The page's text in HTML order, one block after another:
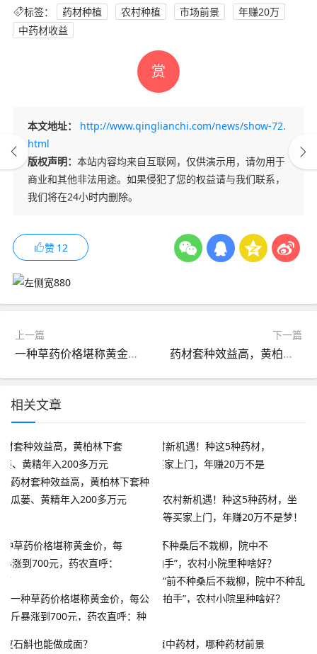
标签： 药材种植 农村种植 市场前景
年赚20万
中药材收益
赏
本文地址：
http://www.qinglianchi.com/news/show-72.
html
版权声明： 本站内容均来自互联网，仅供演示用，请勿用于
商业和其他非法用途。如果侵犯了您的权益请与我们联系，
我们将在24小时内删除。
赞 12
上一篇
一种草药价格堪称黄金价，每公斤暴涨到700元，药农直呼：种少了
下一篇
药材套种效益高，黄柏林下套种瓜蒌、黄精年入200多万元
相关文章
药材套种效益高，黄柏林下套种
瓜蒌、黄精年入200多万元
农村新机遇！种这5种药材，坐
等买家上门，年赚20万不是梦！
一种草药价格堪称黄金价，每公
斤暴涨到700元，药农直呼：种
“前不种桑后不栽柳，院中不种乱
拍手”，农村小院里种啥好？